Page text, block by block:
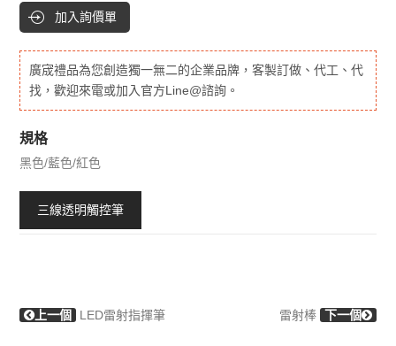
加入詢價單
廣宬禮品為您創造獨一無二的企業品牌，客製訂做、代工、代
找，歡迎來電或加入官方Line@諮詢。
規格
黑色/藍色/紅色
三線透明觸控筆
上一個 LED雷射指揮筆 雷射棒 下一個